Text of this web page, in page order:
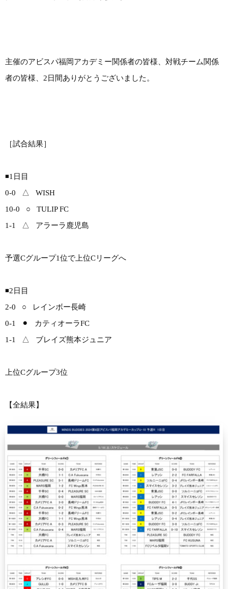
主催のアビスパ福岡アカデミー関係者の皆様、対戦チーム関係
者の皆様、2日間ありがとうございました。
［試合結果］
◾️1日目
0-0 △ WISH
10-0 ○ TULIP FC
1-1 △ アラーラ鹿児島
予選Cグループ1位で上位Cリーグへ
◾️2日目
2-0 ○ レインボー長崎
0-1 ⚫︎ カティオーラFC
1-1 △ ブレイズ熊本ジュニア
上位Cグループ3位
【全結果】